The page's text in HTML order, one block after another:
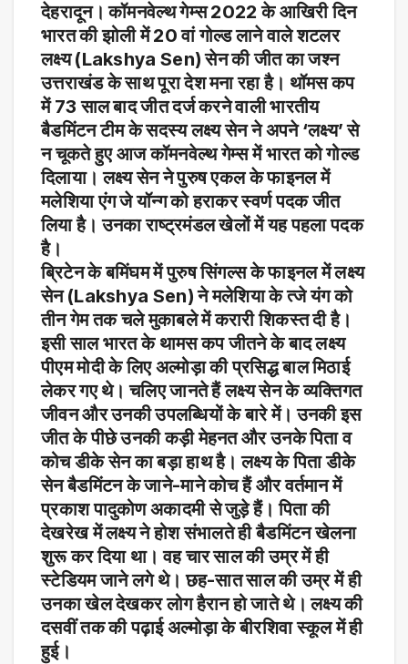
देहरादून। कॉमनवेल्थ गेम्स 2022 के आखिरी दिन
भारत की झोली में 20 वां गोल्ड लाने वाले शटलर
लक्ष्य (Lakshya Sen) सेन की जीत का जश्न
उत्तराखंड के साथ पूरा देश मना रहा है। थॉमस कप
में 73 साल बाद जीत दर्ज करने वाली भारतीय
बैडमिंटन टीम के सदस्य लक्ष्य सेन ने अपने ‘लक्ष्य’ से
न चूकते हुए आज कॉमनवेल्थ गेम्स में भारत को गोल्ड
दिलाया। लक्ष्य सेन ने पुरुष एकल के फाइनल में
मलेशिया एंग जे यॉन्ग को हराकर स्वर्ण पदक जीत
लिया है। उनका राष्ट्रमंडल खेलों में यह पहला पदक
है।
ब्रिटेन के बमिंघम में पुरुष सिंगल्स के फाइनल में लक्ष्य
सेन (Lakshya Sen) ने मलेशिया के त्जे यंग को
तीन गेम तक चले मुकाबले में करारी शिकस्त दी है।
इसी साल भारत के थामस कप जीतने के बाद लक्ष्य
पीएम मोदी के लिए अल्मोड़ा की प्रसिद्ध बाल मिठाई
लेकर गए थे। चलिए जानते हैं लक्ष्य सेन के व्यक्तिगत
जीवन और उनकी उपलब्धियों के बारे में। उनकी इस
जीत के पीछे उनकी कड़ी मेहनत और उनके पिता व
कोच डीके सेन का बड़ा हाथ है। लक्ष्य के पिता डीके
सेन बैडमिंटन के जाने-माने कोच हैं और वर्तमान में
प्रकाश पादुकोण अकादमी से जुड़े हैं। पिता की
देखरेख में लक्ष्य ने होश संभालते ही बैडमिंटन खेलना
शुरू कर दिया था। वह चार साल की उम्र में ही
स्टेडियम जाने लगे थे। छह-सात साल की उम्र में ही
उनका खेल देखकर लोग हैरान हो जाते थे। लक्ष्य की
दसवीं तक की पढ़ाई अल्मोड़ा के बीरशिवा स्कूल में ही
हुई।